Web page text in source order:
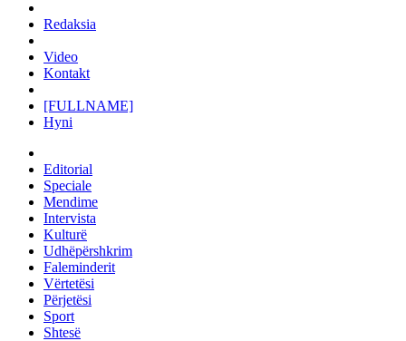
Redaksia
Video
Kontakt
[FULLNAME]
Hyni
Editorial
Speciale
Mendime
Intervista
Kulturë
Udhëpërshkrim
Faleminderit
Vërtetësi
Përjetësi
Sport
Shtesë